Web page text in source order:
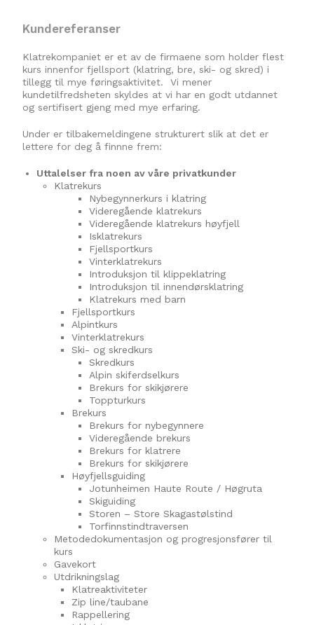
Kundereferanser
Klatrekompaniet er et av de firmaene som holder flest
kurs innenfor fjellsport (klatring, bre, ski- og skred) i
tillegg til mye føringsaktivitet. Vi mener
kundetilfredsheten skyldes at vi har en godt utdannet
og sertifisert gjeng med mye erfaring.
Under er tilbakemeldingene strukturert slik at det er
lettere for deg å finnne frem:
Uttalelser fra noen av våre privatkunder
Klatrekurs
Nybegynnerkurs i klatring
Videregående klatrekurs
Videregående klatrekurs høyfjell
Isklatrekurs
Fjellsportkurs
Vinterklatrekurs
Introduksjon til klippeklatring
Introduksjon til innendørsklatring
Klatrekurs med barn
Fjellsportkurs
Alpintkurs
Vinterklatrekurs
Ski- og skredkurs
Skredkurs
Alpin skiferdselkurs
Brekurs for skikjørere
Toppturkurs
Brekurs
Brekurs for nybegynnere
Videregående brekurs
Brekurs for klatrere
Brekurs for skikjørere
Høyfjellsguiding
Jotunheimen Haute Route / Høgruta
Skiguiding
Storen – Store Skagastølstind
Torfinnstindtraversen
Metodedokumentasjon og progresjonsfører til
kurs
Gavekort
Utdrikningslag
Klatreaktiviteter
Zip line/taubane
Rappellering